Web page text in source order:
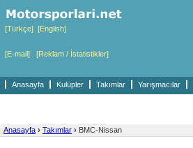
[Türkçe] [English]
[E-mail] [Reklam / İstatistikler]
Anasayfa Kulüpler Takımlar Yarışmacılar
Anasayfa › Takımlar › BMC-Nissan